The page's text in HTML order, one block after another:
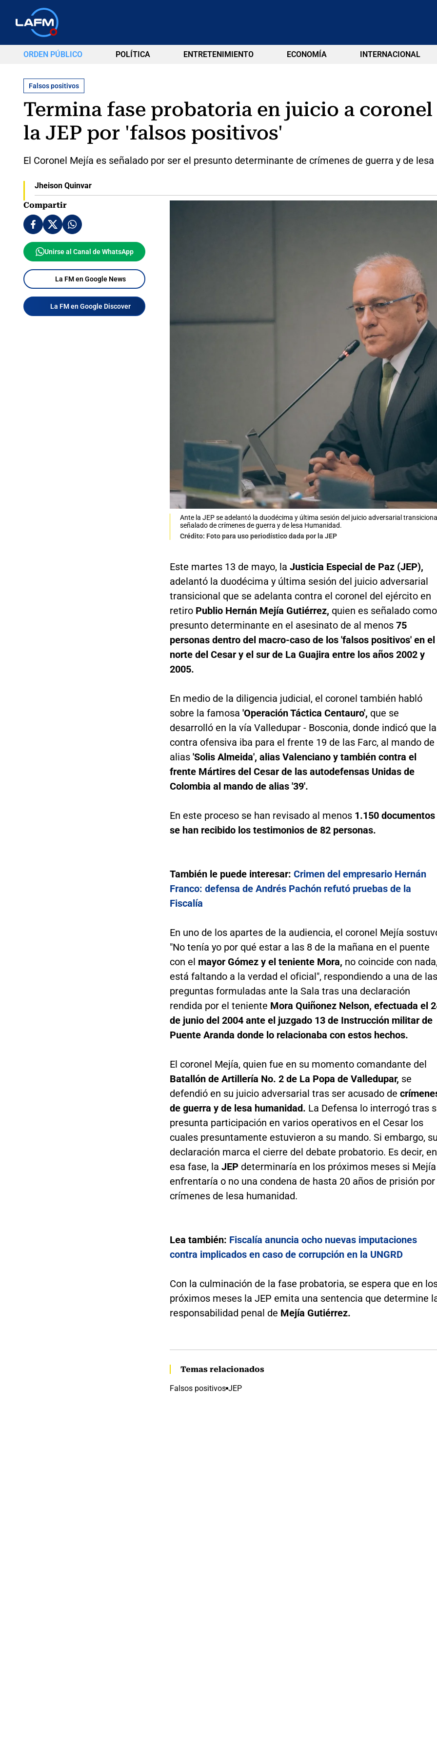
ORDEN PÚBLICO POLÍTICA ENTRETENIMIENTO ECONOMÍA INTERNACIONAL
Falsos positivos
Termina fase probatoria en juicio a
la JEP por 'falsos positivos'
El Coronel Mejía es señalado por ser el presunto determinante de crímenes de guerra y de
Jheison Quinvar
Compartir
Unirse al Canal de WhatsApp
La FM en Google News
La FM en Google Discover
Ante la JEP se adelantó la duodécima y última sesión del juicio adversarial
señalado de crímenes de guerra y de lesa Humanidad.
Crédito: Foto para uso periodístico dada por la JEP
Este martes 13 de mayo, la Justicia Especial de Paz (JEP),
adelantó la duodécima y última sesión del juicio adversarial
transicional que se adelanta contra el coronel del ejército en
retiro Publio Hernán Mejía Gutiérrez, quien es señalado como
presunto determinante en el asesinato de al menos 75
personas dentro del macro-caso de los 'falsos positivos' en el
norte del Cesar y el sur de La Guajira entre los años 2002 y
2005.
En medio de la diligencia judicial, el coronel también habló
sobre la famosa 'Operación Táctica Centauro', que se
desarrolló en la vía Valledupar - Bosconia, donde indicó que la
contra ofensiva iba para el frente 19 de las Farc, al mando de
alias'Solis Almeida', alias Valenciano y también contra el
frente Mártires del Cesar de las autodefensas Unidas de
Colombia al mando de alias '39'.
En este proceso se han revisado al menos 1.150 documentos
se han recibido los testimonios de 82 personas.
También le puede interesar: Crimen del empresario Hernán
Franco: defensa de Andrés Pachón refutó pruebas de la
Fiscalía
En uno de los apartes de la audiencia, el coronel Mejía
"No tenía yo por qué estar a las 8 de la mañana en el puente
con el mayor Gómez y el teniente Mora, no coincide con
está faltando a la verdad el oficial", respondiendo a una de las
preguntas formuladas ante la Sala tras una declaración
rendida por el teniente Mora Quiñonez Nelson, efectuada el
de junio del 2004 ante el juzgado 13 de Instrucción militar de
Puente Aranda donde lo relacionaba con estos hechos.
El coronel Mejía, quien fue en su momento comandante del
Batallón de Artillería No. 2 de La Popa de Valledupar, se
defendió en su juicio adversarial tras ser acusado de
de guerra y de lesa humanidad. La Defensa lo interrogó tras
presunta participación en varios operativos en el Cesar los
cuales presuntamente estuvieron a su mando. Si embargo,
declaración marca el cierre del debate probatorio. Es decir, en
esa fase, la JEP determinaría en los próximos meses si Mejía
enfrentaría o no una condena de hasta 20 años de prisión por
crímenes de lesa humanidad.
Lea también: Fiscalía anuncia ocho nuevas imputaciones
contra implicados en caso de corrupción en la UNGRD
Con la culminación de la fase probatoria, se espera que en
próximos meses la JEP emita una sentencia que determine
responsabilidad penal de Mejía Gutiérrez.
Temas relacionados
Falsos positivos JEP